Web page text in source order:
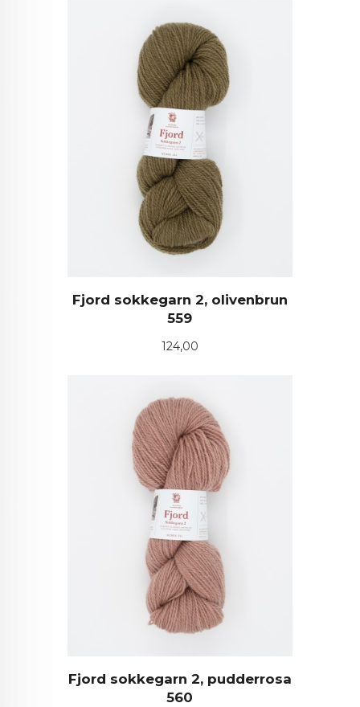
Fjord sokkegarn 2, olivenbrun
559
Pris
124,00
Fjord sokkegarn 2, pudderrosa
560